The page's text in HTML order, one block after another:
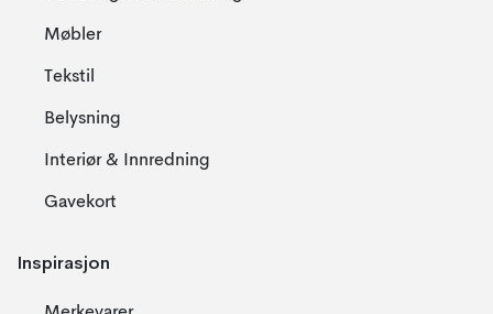
Møbler
Tekstil
Belysning
Interiør & Innredning
Gavekort
Inspirasjon